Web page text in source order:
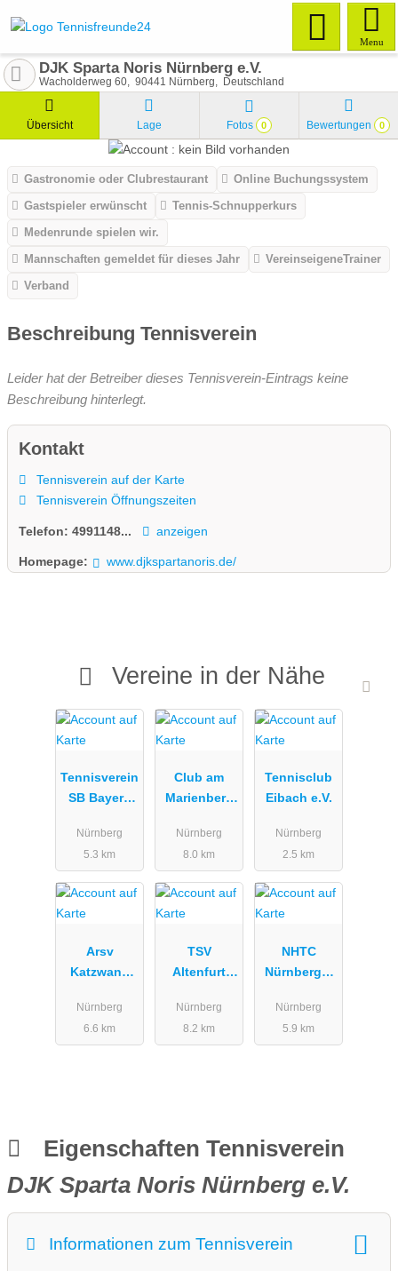
Menu
DJK Sparta Noris Nürnberg e.V.
Wacholderweg 60 90441 Nürnberg Deutschland
Übersicht Lage Fotos 0 Bewertungen 0
Gastronomie oder Clubrestaurant
Online Buchungssystem
Gastspieler erwünscht
Tennis-Schnupperkurs
Medenrunde spielen wir.
Mannschaften gemeldet für dieses Jahr
VereinseigeneTrainer
Verband
Beschreibung Tennisverein
Leider hat der Betreiber dieses Tennisverein-Eintrags keine
Beschreibung hinterlegt.
Kontakt
Tennisverein auf der Karte
Tennisverein Öffnungszeiten
Telefon: 4991148... anzeigen
Homepage: www.djkspartanoris.de/
Vereine in der Nähe
Tennisverein
SB Bayern
Nürnberg
5.3 km
Club am
Marienberg
Nürnberg
8.0 km
Tennisclub
Eibach e.V.
Nürnberg
2.5 km
Arsv
Katzwang
Nürnberg
6.6 km
TSV
Altenfurt
Nürnberg
8.2 km
NHTC
Nürnberger
Tennis Club
e.V.
Nürnberg
5.9 km
Eigenschaften Tennisverein
DJK Sparta Noris Nürnberg e.V.
Informationen zum Tennisverein